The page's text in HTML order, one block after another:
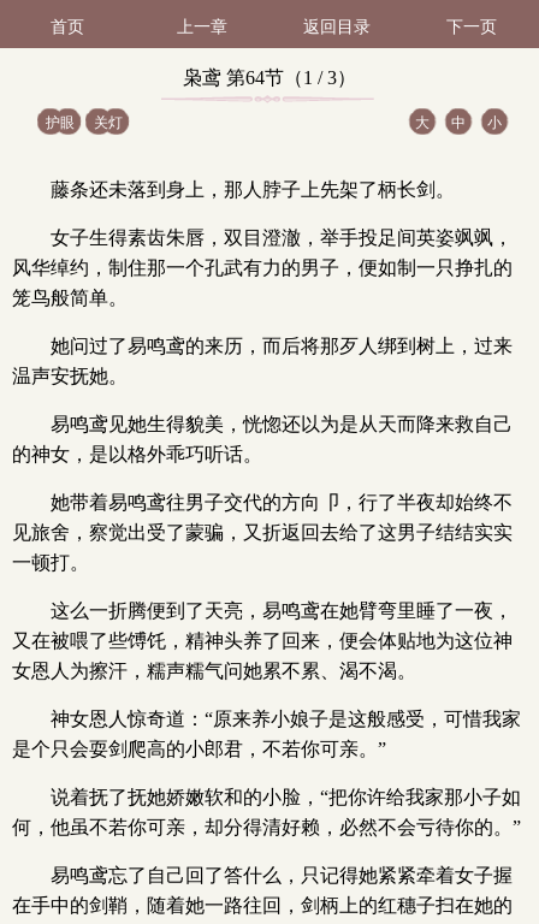
首页 上一章 返回目录 下一页
枭鸢 第64节（1 / 3）
护眼 关灯 大 中 小
藤条还未落到身上，那人脖子上先架了柄长剑。
女子生得素齿朱唇，双目澄澈，举手投足间英姿飒飒，
风华绰约，制住那一个孔武有力的男子，便如制一只挣扎的
笼鸟般简单。
她问过了易鸣鸢的来历，而后将那歹人绑到树上，过来
温声安抚她。
易鸣鸢见她生得貌美，恍惚还以为是从天而降来救自己
的神女，是以格外乖巧听话。
她带着易鸣鸢往男子交代的方向卩，行了半夜却始终不
见旅舍，察觉出受了蒙骗，又折返回去给了这男子结结实实
一顿打。
这么一折腾便到了天亮，易鸣鸢在她臂弯里睡了一夜，
又在被喂了些馎饦，精神头养了回来，便会体贴地为这位神
女恩人为擦汗，糯声糯气问她累不累、渴不渴。
神女恩人惊奇道：“原来养小娘子是这般感受，可惜我家
是个只会耍剑爬高的小郎君，不若你可亲。”
说着抚了抚她娇嫩软和的小脸，“把你许给我家那小子如
何，他虽不若你可亲，却分得清好赖，必然不会亏待你的。”
易鸣鸢忘了自己回了答什么，只记得她紧紧牵着女子握
在手中的剑鞘，随着她一路往回，剑柄上的红穗子扫在她的